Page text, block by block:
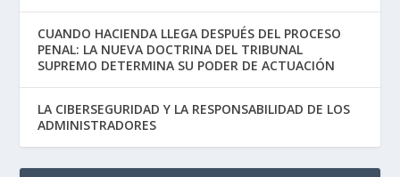
CUANDO HACIENDA LLEGA DESPUÉS DEL PROCESO
PENAL: LA NUEVA DOCTRINA DEL TRIBUNAL
SUPREMO DETERMINA SU PODER DE ACTUACIÓN
LA CIBERSEGURIDAD Y LA RESPONSABILIDAD DE LOS
ADMINISTRADORES